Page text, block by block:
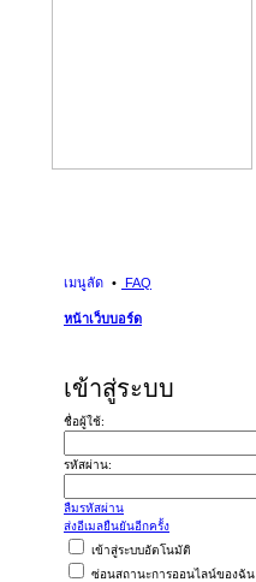
เมนูลัด FAQ
หน้าเว็บบอร์ด
เข้าสู่ระบบ
ชื่อผู้ใช้:
รหัสผ่าน:
ลืมรหัสผ่าน
ส่งอีเมลยืนยันอีกครั้ง
เข้าสู่ระบบอัตโนมัติ
ซ่อนสถานะการออนไลน์ของฉัน